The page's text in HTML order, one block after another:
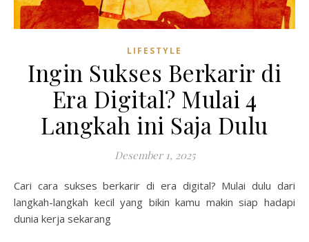
LIFESTYLE
Ingin Sukses Berkarir di
Era Digital? Mulai 4
Langkah ini Saja Dulu
Desember 1, 2025
Cari cara sukses berkarir di era digital? Mulai dulu dari
langkah-langkah kecil yang bikin kamu makin siap hadapi
dunia kerja sekarang